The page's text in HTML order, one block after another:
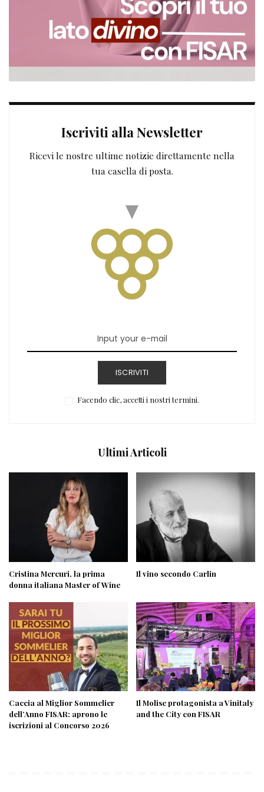
Iscriviti alla Newsletter
Ricevi le nostre ultime notizie direttamente nella
tua casella di posta.
ISCRIVITI
Facendo clic, accetti i nostri termini.
Ultimi Articoli
Cristina Mercuri, la prima
donna italiana Master of Wine
Il vino secondo Carlin
Caccia al Miglior Sommelier
dell’Anno FISAR: aprono le
iscrizioni al Concorso 2026
Il Molise protagonista a Vinitaly
and the City con FISAR